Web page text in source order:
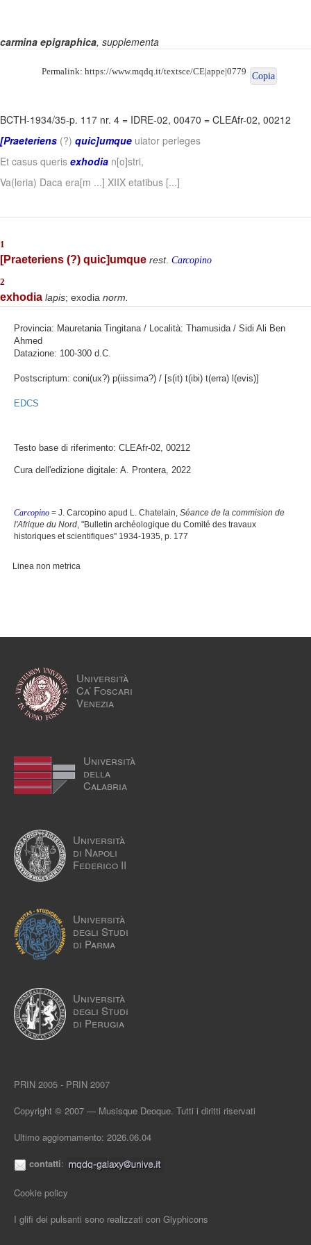
carmina epigraphica, supplementa
Permalink: https://www.mqdq.it/textsce/CE|appe|0779 Copia
BCTH-1934/35-p. 117 nr. 4 = IDRE-02, 00470 = CLEAfr-02, 00212
[Praeteriens (?) quic]umque uiator perleges
Et casus queris exhodia n[o]stri,
Va(leria) Daca era[m ...] XIIX etatibus [...]
1
[Praeteriens (?) quic]umque rest. Carcopino
2
exhodia lapis; exodia norm.
Provincia: Mauretania Tingitana / Località: Thamusida / Sidi Ali Ben
Ahmed
Datazione: 100-300 d.C.
Postscriptum: coni(ux?) p(iissima?) / [s(it) t(ibi) t(erra) l(evis)]
EDCS
Testo base di riferimento: CLEAfr-02, 00212
Cura dell'edizione digitale: A. Prontera, 2022
Carcopino = J. Carcopino apud L. Chatelain, Séance de la commision de
l'Afrique du Nord, "Bulletin archéologique du Comité des travaux
historiques et scientifiques" 1934-1935, p. 177
Linea non metrica
Università
Ca’ Foscari
Venezia
Università
della
Calabria
Università
di Napoli
Federico II
Università
degli Studi
di Parma
Università
degli Studi
di Perugia
PRIN 2005 - PRIN 2007
Copyright © 2007 — Musisque Deoque. Tutti i diritti riservati
Ultimo aggiornamento: 2026.06.04
contatti:
Cookie policy
I glifi dei pulsanti sono realizzati con Glyphicons